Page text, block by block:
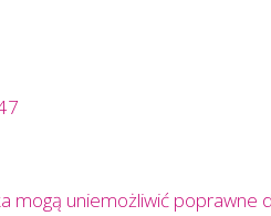
uniemożliwić poprawne